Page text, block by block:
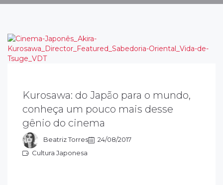
Kurosawa: do Japão para o mundo,
conheça um pouco mais desse
gênio do cinema
Beatriz Torres
24/08/2017
Cultura Japonesa
Kurosawa dirigiu mais de 30 filmes. É
considerado como um dos
mais importantes e influentes da
do cinema...